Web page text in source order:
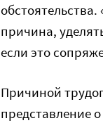
причина,
если это
Причиной
представление